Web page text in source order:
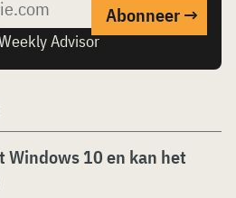
Advisor
Windows 10 en kan het